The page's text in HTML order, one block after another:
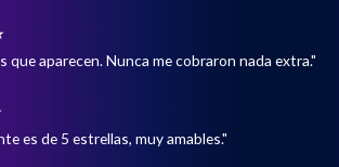
que aparecen. Nunca me cobraron nada extra."
es de 5 estrellas, muy amables."